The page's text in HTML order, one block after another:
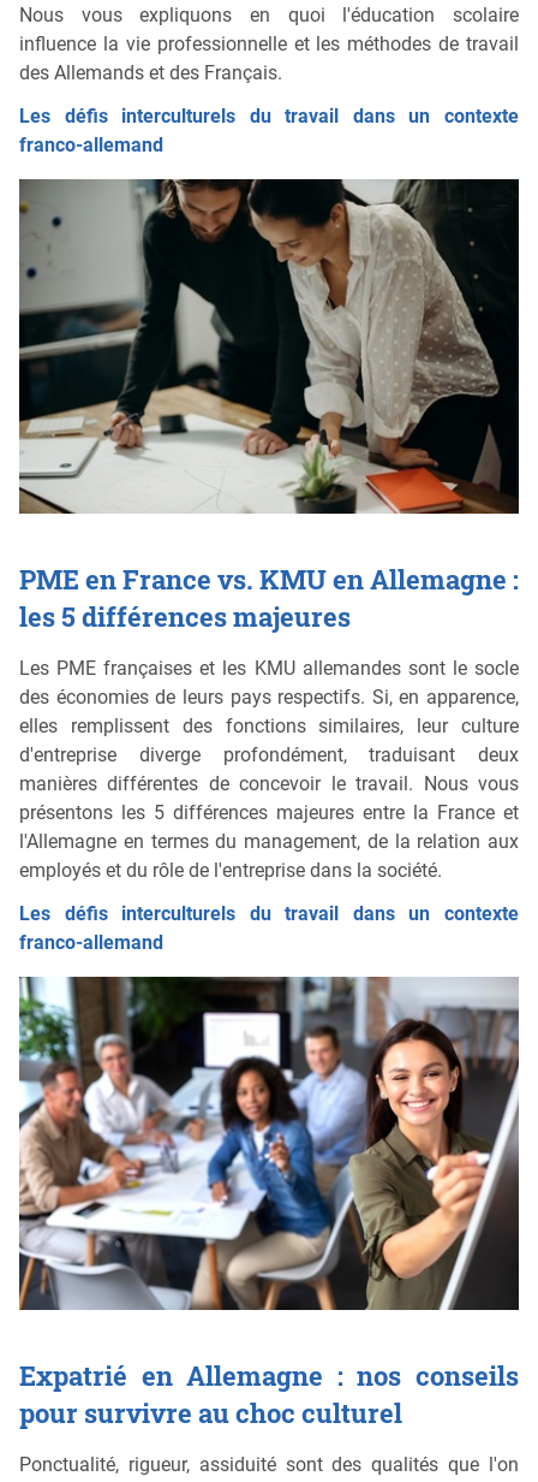
Nous vous expliquons en quoi l'éducation scolaire
influence la vie professionnelle et les méthodes de travail
des Allemands et des Français.
Les défis interculturels du travail dans un contexte
franco-allemand
PME en France vs. KMU en Allemagne :
les 5 différences majeures
Les PME françaises et les KMU allemandes sont le socle
des économies de leurs pays respectifs. Si, en apparence,
elles remplissent des fonctions similaires, leur culture
d'entreprise diverge profondément, traduisant deux
manières différentes de concevoir le travail. Nous vous
présentons les 5 différences majeures entre la France et
l'Allemagne en termes du management, de la relation aux
employés et du rôle de l'entreprise dans la société.
Les défis interculturels du travail dans un contexte
franco-allemand
Expatrié en Allemagne : nos conseils
pour survivre au choc culturel
Ponctualité, rigueur, assiduité sont des qualités que l'on